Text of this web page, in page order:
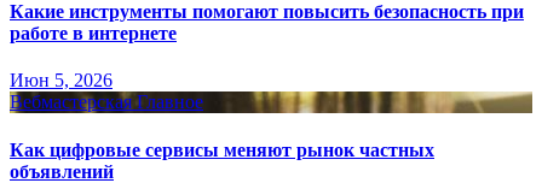
Какие инструменты помогают повысить безопасность при
работе в интернете
Июн 5, 2026
Вебмастерская Главное
Как цифровые сервисы меняют рынок частных
объявлений